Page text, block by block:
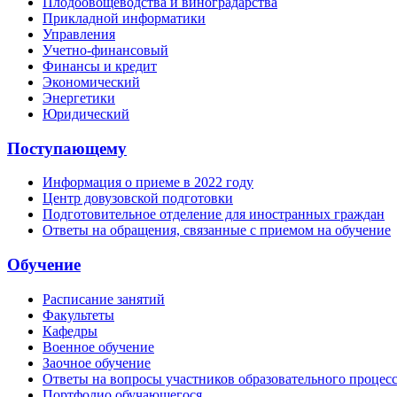
Прикладной информатики
Управления
Учетно-финансовый
Финансы и кредит
Экономический
Энергетики
Юридический
Поступающему
Информация о приеме в 2022 году
Центр довузовской подготовки
Подготовительное отделение для иностранных граждан
Ответы на обращения, связанные с приемом на обучение
Обучение
Расписание занятий
Факультеты
Кафедры
Военное обучение
Заочное обучение
Ответы на вопросы участников образовательного